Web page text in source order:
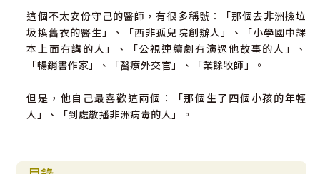
這個不太安份守己的醫師，有很多稱號：「那個去非洲撿垃
圾換舊衣的醫生」、「西非孤兒院創辦人」、「小學國中課
本上面有講的人」、「公視連續劇有演過他故事的人」、
「暢銷書作家」、「醫療外交官」、「業餘牧師」。
但是，他自己最喜歡這兩個：「那個生了四個小孩的年輕
人」、「到處散播非洲病毒的人」。